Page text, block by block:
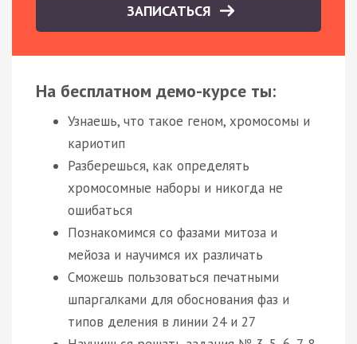
ЗАПИСАТЬСЯ
На бесплатном демо-курсе ты:
Узнаешь, что такое геном, хромосомы и
кариотип
Разберешься, как определять
хромосомные наборы и никогда не
ошибаться
Познакомимся со фазами митоза и
мейоза и научимся их различать
Сможешь пользоваться печатными
шпаргалками для обоснования фаз и
типов деления в линии 24 и 27